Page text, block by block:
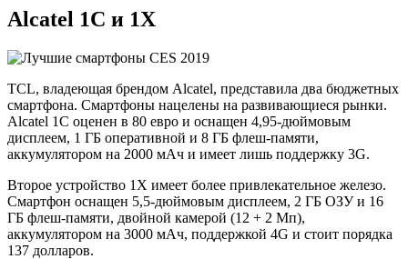
Alcatel 1C и 1X
TCL, владеющая брендом Alcatel, представила два бюджетных
смартфона. Смартфоны нацелены на развивающиеся рынки.
Alcatel 1C оценен в 80 евро и оснащен 4,95-дюймовым
дисплеем, 1 ГБ оперативной и 8 ГБ флеш-памяти,
аккумулятором на 2000 мАч и имеет лишь поддержку 3G.
Второе устройство 1X имеет более привлекательное железо.
Смартфон оснащен 5,5-дюймовым дисплеем, 2 ГБ ОЗУ и 16
ГБ флеш-памяти, двойной камерой (12 + 2 Мп),
аккумулятором на 3000 мАч, поддержкой 4G и стоит порядка
137 долларов.